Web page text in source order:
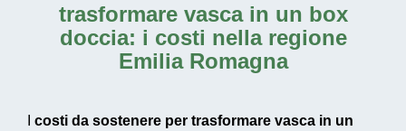
trasformare vasca in un box
doccia: i costi nella regione
Emilia Romagna
costi da sostenere per trasformare vasca in un